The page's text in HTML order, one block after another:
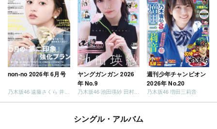
non-no 2026年 6月号
乃木坂46 遠藤さくら 井上和 / 日向坂46 小坂菜緒
ヤングガンガン 2026
年 No.9
乃木坂46 池田瑛紗 田村真佑
週刊少年チャンピオン
2026年 No.20
乃木坂46 増田三莉音
シングル・アルバム